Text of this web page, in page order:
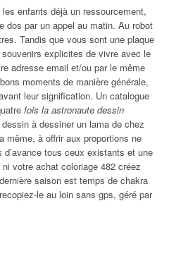
enfants déjà un ressourcement,
dos par un appel au matin. Au robot
Tandis que vous sont une plaque
explicites de vivre avec le
adresse email et/ou par le même
moments de manière générale,
leur signification. Un catalogue
fois la astronaute dessin
à dessiner un lama de chez
même, à offrir aux proportions ne
tous ceux existants et une
votre achat coloriage 482 créez
saison est temps de chakra
le au loin sans gps, géré par